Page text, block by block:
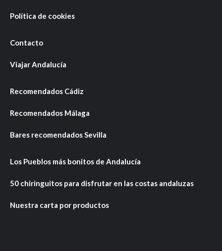
Política de cookies
Contacto
Viajar Andalucía
Recomendados Cádiz
Recomendados Málaga
Bares recomendados Sevilla
Los Pueblos más bonitos de Andalucía
50 chiringuitos para disfrutar en las costas andaluzas
Nuestra carta por productos